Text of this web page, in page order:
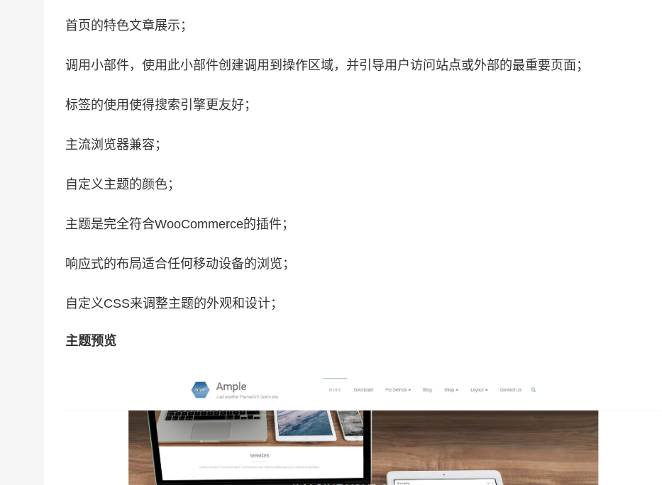
首页的特色文章展示；
调用小部件，使用此小部件创建调用到操作区域，并引导用户访问站点或外部的最重要页面；
标签的使用使得搜索引擎更友好；
主流浏览器兼容；
自定义主题的颜色；
主题是完全符合WooCommerce的插件；
响应式的布局适合任何移动设备的浏览；
自定义CSS来调整主题的外观和设计；
主题预览